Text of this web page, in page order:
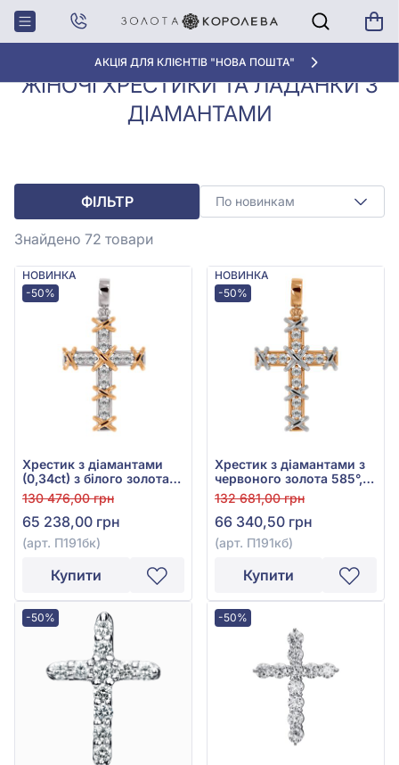
АКЦІЯ ДЛЯ КЛІЄНТІВ "НОВА ПОШТА"
Головна
Хрестики з
діамантами
Жіночі хрестики та ладанки з
діамантами
ЖІНОЧІ ХРЕСТИКИ ТА ЛАДАНКИ З
ДІАМАНТАМИ
ФІЛЬТР По новинкам
Знайдено 72 товари
НОВИНКА
-50%
Хрестик з діамантами
(0,34ct) з білого золота
585°, арт. П191бк
130 476,00 грн
65 238,00 грн
(арт. П191бк)
Купити
НОВИНКА
-50%
Хрестик з діамантами з
червоного золота 585°,
Діамант 0,34ct, арт.
П191кб
132 681,00 грн
66 340,50 грн
(арт. П191кб)
Купити
-50% -50%